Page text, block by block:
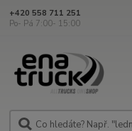
+420 558 711 251
Po- Pá 7:00- 15:00